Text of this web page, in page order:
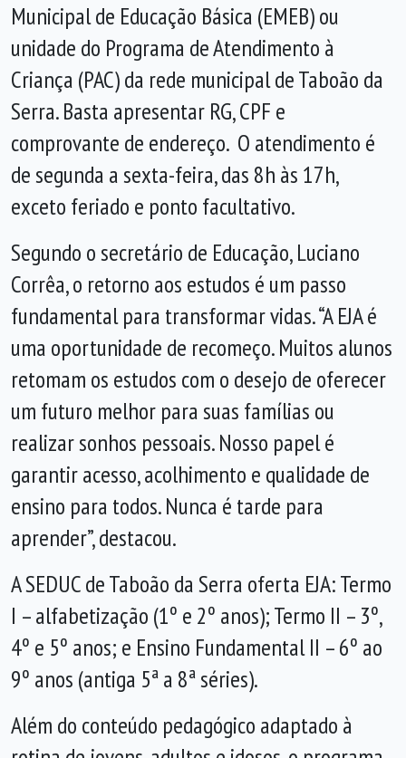
Municipal de Educação Básica (EMEB) ou
unidade do Programa de Atendimento à
Criança (PAC) da rede municipal de Taboão da
Serra. Basta apresentar RG, CPF e
comprovante de endereço. O atendimento é
de segunda a sexta-feira, das 8h às 17h,
exceto feriado e ponto facultativo.
Segundo o secretário de Educação, Luciano
Corrêa, o retorno aos estudos é um passo
fundamental para transformar vidas. “A EJA é
uma oportunidade de recomeço. Muitos alunos
retomam os estudos com o desejo de oferecer
um futuro melhor para suas famílias ou
realizar sonhos pessoais. Nosso papel é
garantir acesso, acolhimento e qualidade de
ensino para todos. Nunca é tarde para
aprender”, destacou.
A SEDUC de Taboão da Serra oferta EJA: Termo
I – alfabetização (1º e 2º anos); Termo II – 3º,
4º e 5º anos; e Ensino Fundamental II – 6º ao
9º anos (antiga 5ª a 8ª séries).
Além do conteúdo pedagógico adaptado à